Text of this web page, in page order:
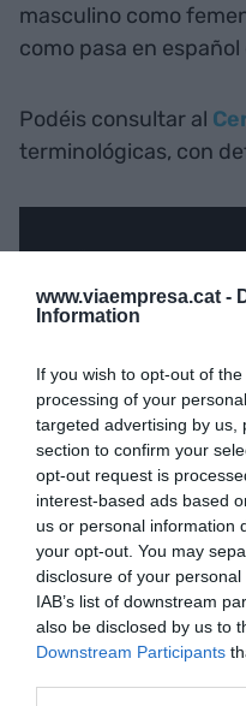
www.viaempresa.cat -
Information
If you wish to opt-out of
processing of your
targeted advertising by us,
section to confirm your
opt-out request is
interest-based ads based
us or personal information
your opt-out. You may
disclosure of your
IAB’s list of downstream
also be disclosed by us to
Downstream Participants
masculino como
como pasa en español
Podéis consultar al
terminológicas, con
AñadirVIA